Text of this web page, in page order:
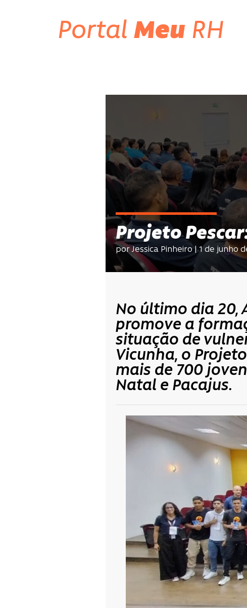
Portal Meu RH
Projeto
por Jessica Pinheiro | 1 de junho
No último dia 20,
promove a
situação de
Vicunha, o
mais de 700
Natal e Pacajus.